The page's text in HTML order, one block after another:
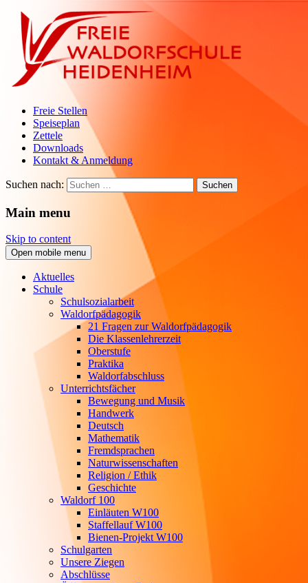
Freie Stellen
Speiseplan
Zettele
Downloads
Kontakt & Anmeldung
Suchen nach:
Main menu
Skip to content
Open mobile menu
Aktuelles
Schule
Schulsozialarbeit
Waldorfpädagogik
21 Fragen zur Waldorfpädagogik
Die Klassenlehrerzeit
Oberstufe
Praktika
Waldorfabschluss
Unterrichtsfächer
Bewegung und Musik
Handwerk
Deutsch
Mathematik
Fremdsprachen
Naturwissenschaften
Religion / Ethik
Geschichte
Waldorf 100
Einläuten W100
Staffellauf W100
Bienen-Projekt W100
Schulgarten
Unsere Ziegen
Abschlüsse